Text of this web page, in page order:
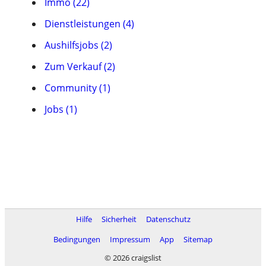
Dienstleistungen (4)
Aushilfsjobs (2)
Zum Verkauf (2)
Community (1)
Jobs (1)
Hilfe Sicherheit
Datenschutz
Bedingungen
Impressum App
Sitemap
© 2026 craigslist